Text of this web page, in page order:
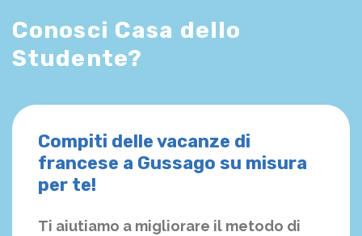
Conosci Casa dello
Studente?
Compiti delle vacanze di
francese a Gussago su misura
per te!
Ti aiutiamo a migliorare il metodo di